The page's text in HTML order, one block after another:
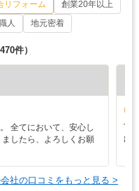
リフォーム
創業20年以上
人 地元密着
470件）
全てにおいて、安心し
したら、よろしくお願
丁
出
社の口コミをもっと見る >